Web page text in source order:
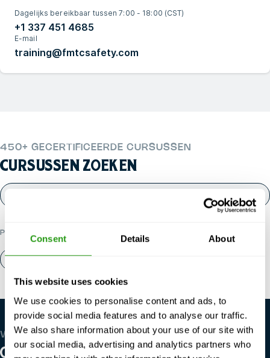
Consent Details About
This website uses cookies
We use cookies to personalise content and ads, to
provide social media features and to analyse our traffic.
We also share information about your use of our site with
our social media, advertising and analytics partners who
Dagelijks bereikbaar tussen 7:00 - 18:00 (CST)
+1 337 451 4685
E-mail
training@fmtcsafety.com
450+ GECERTIFICEERDE CURSUSSEN
CURSUSSEN ZOEKEN
POPULAIRE CATEGORIEËN
Over ons Contact
WE ZIJN WERELDWIJD
ONZE LOCATIES